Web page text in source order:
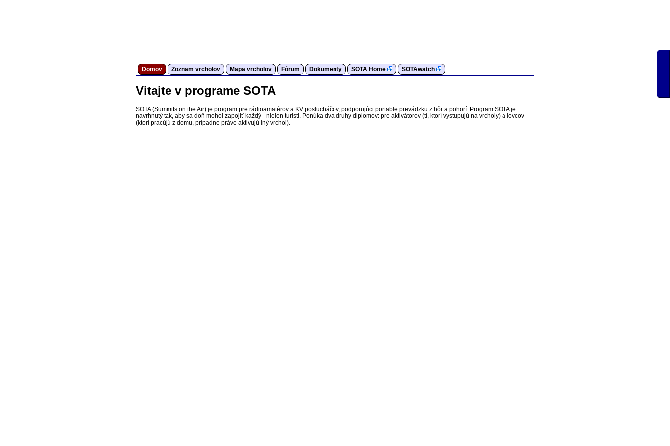
Domov Zoznam vrcholov Mapa vrcholov Fórum Dokumenty SOTA Home SOTAwatch
Vitajte v programe SOTA
SOTA (Summits on the Air) je program pre rádioamatérov a KV poslucháčov, podporujúci portable prevádzku z hôr a pohorí. Program SOTA je
navrhnutý tak, aby sa doň mohol zapojiť každý - nielen turisti. Ponúka dva druhy diplomov: pre aktivátorov (tí, ktorí vystupujú na vrcholy) a lovcov
(ktorí pracújú z domu, prípadne práve aktivujú iný vrchol).